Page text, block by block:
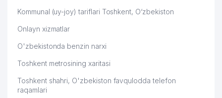
Kommunal (uy-joy) tariflari Toshkent, O‘zbekiston
Onlayn xizmatlar
O'zbekistonda benzin narxi
Toshkent metrosining xaritasi
Toshkent shahri, O'zbekiston favqulodda telefon
raqamlari